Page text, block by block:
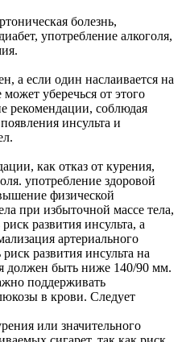
болезнь,
употребление алкоголя,
а если один наслаивается на
уберечься от этого
рекомендации, соблюдая
инсульта и
как отказ от курения,
употребление здоровой
физической
при избыточной массе тела,
развития инсульта, а
артериального
развития инсульта на
должен быть ниже 140/90 мм.
поддерживать
в крови. Следует
или значительного